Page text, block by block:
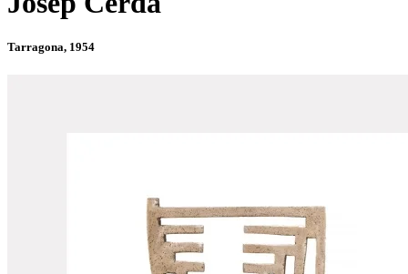
Tarragona, 1954